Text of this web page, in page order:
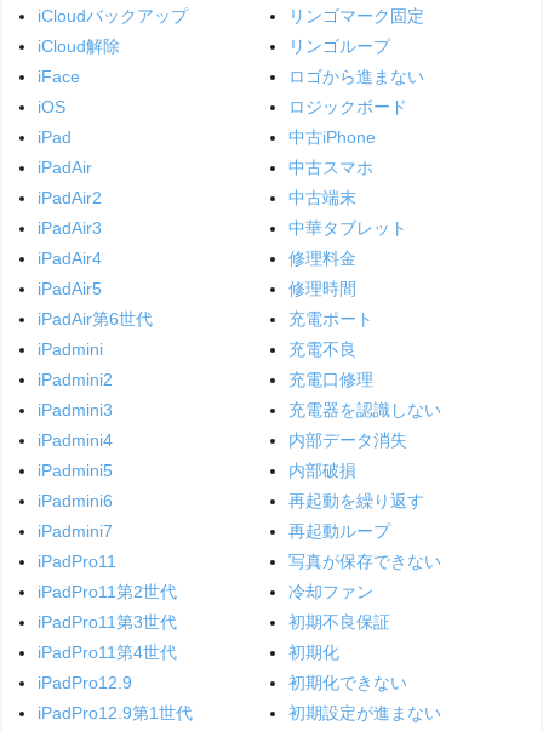
iCloudバックアップ
iCloud解除
iFace
iOS
iPad
iPadAir
iPadAir2
iPadAir3
iPadAir4
iPadAir5
iPadAir第6世代
iPadmini
iPadmini2
iPadmini3
iPadmini4
iPadmini5
iPadmini6
iPadmini7
iPadPro11
iPadPro11第2世代
iPadPro11第3世代
iPadPro11第4世代
iPadPro12.9
iPadPro12.9第1世代
リンゴマーク固定
リンゴループ
ロゴから進まない
ロジックボード
中古iPhone
中古スマホ
中古端末
中華タブレット
修理料金
修理時間
充電ポート
充電不良
充電口修理
充電器を認識しない
内部データ消失
内部破損
再起動を繰り返す
再起動ループ
写真が保存できない
冷却ファン
初期不良保証
初期化
初期化できない
初期設定が進まない